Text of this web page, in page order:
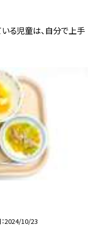
る児童は、自分で上手
2024/10/23